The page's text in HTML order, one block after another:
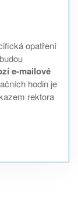
opatření
e-mailové
hodin je
rektora